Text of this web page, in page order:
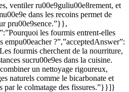
ventiler ru00e9guliu00e8rement, et
dans les recoins permet de
pru00e9sence.”}},
les fourmis entrent-elles
empu00eacher ?”,”acceptedAnswer”:
fourmis cherchent de la nourriture,
sucru00e9es dans la cuisine.
un nettoyage rigoureux,
naturels comme le bicarbonate et
par le colmatage des fissures.”}}]}